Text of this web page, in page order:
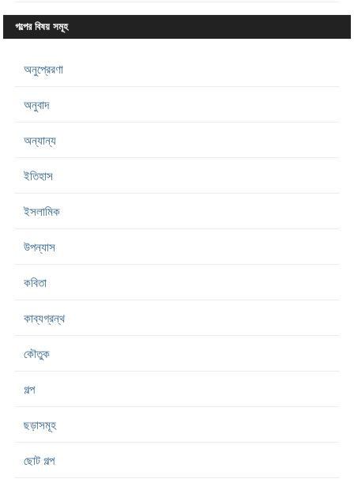
গল্পের বিষয় সমূহ
অনুপ্রেরণা
অনুবাদ
অন্যান্য
ইতিহাস
ইসলামিক
উপন্যাস
কবিতা
কাব্যগ্রন্থ
কৌতুক
গল্প
ছড়াসমূহ
ছোট গল্প